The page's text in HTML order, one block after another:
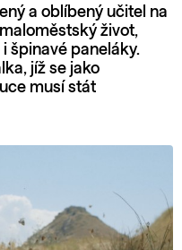
a oblíbený učitel na
život,
špinavé paneláky.
jíž se jako
musí stát